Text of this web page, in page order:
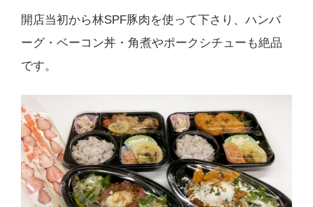
開店当初から林SPF豚肉を使って下さり、ハンバ
ーグ・ベーコン丼・角煮やポークシチューも絶品
です。